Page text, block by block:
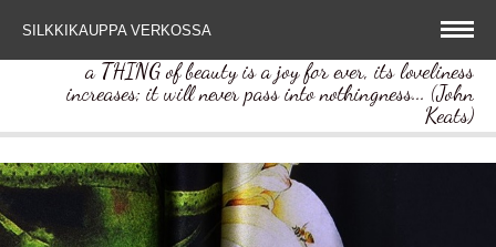
SILKKIKAUPPA VERKOSSA
a THING of beauty is a joy for ever, its loveliness
increases; it will never pass into nothingness... (John
Keats)